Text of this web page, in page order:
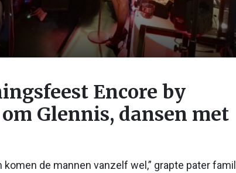
Encore by
Glennis, dansen met
komen de mannen vanzelf wel,” grapte pater